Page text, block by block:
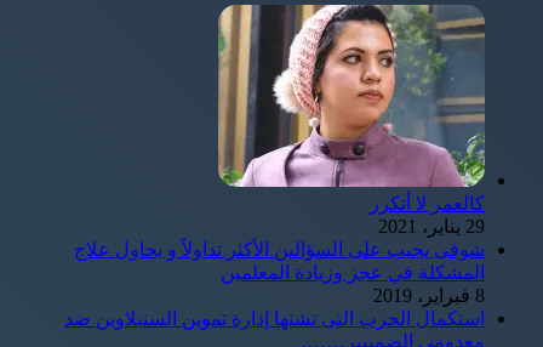
كالعمر لا أتكرر
29 يناير، 2021
شوقى يجيب على السؤالين الأكثر تداولاً و يحاول علاج
المشكلة في عجز وزيادة المعلمين
8 فبراير، 2019
استكمال الحرب التى تشنها إدارة تموين السنبلاوين ضد
معدومى الضمييير…….